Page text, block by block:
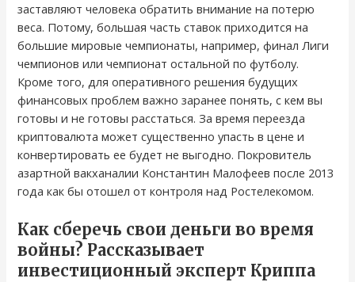
заставляют человека обратить внимание на потерю
веса. Потому, большая часть ставок приходится на
большие мировые чемпионаты, например, финал Лиги
чемпионов или чемпионат остальной по футболу.
Кроме того, для оперативного решения будущих
финансовых проблем важно заранее понять, с кем вы
готовы и не готовы расстаться. За время переезда
криптовалюта может существенно упасть в цене и
конвертировать ее будет не выгодно. Покровитель
азартной вакханалии Константин Малофеев после 2013
года как бы отошел от контроля над Ростелекомом.
Как сберечь свои деньги во время
войны? Рассказывает
инвестиционный эксперт Криппа